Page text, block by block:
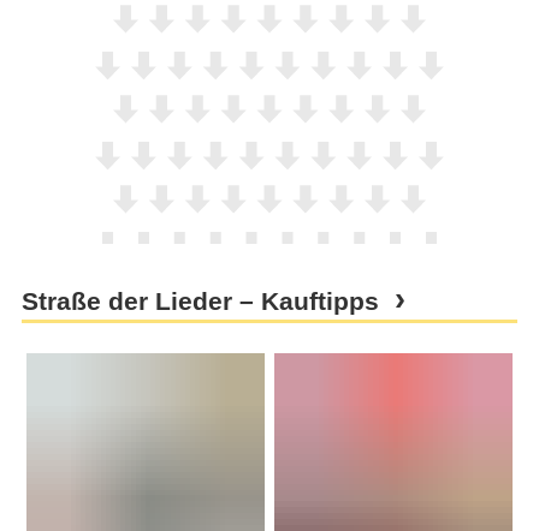
Straße der Lieder – Kauftipps